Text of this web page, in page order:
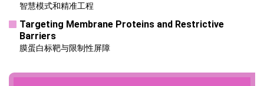
智慧模式和精准工程
Targeting Membrane Proteins and Restrictive
Barriers
膜蛋白标靶与限制性屏障